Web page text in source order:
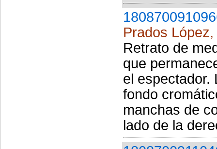
Prados
Retrato de
que
el espectador.
fondo
manchas de
lado de la